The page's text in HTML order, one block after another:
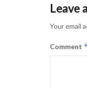
Leave
Your email
Comment *